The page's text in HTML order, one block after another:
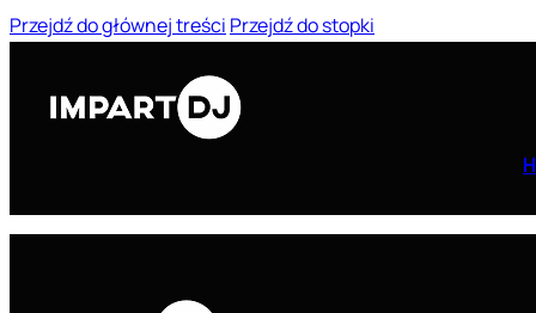
Przejdź do głównej treści Przejdź do stopki